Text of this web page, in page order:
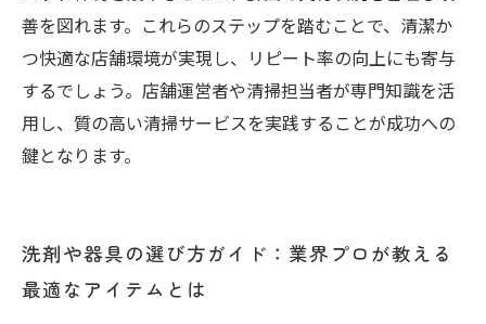
善を図れます。これらのステップを踏むことで、清潔か
つ快適な店舗環境が実現し、リピート率の向上にも寄与
するでしょう。店舗運営者や清掃担当者が専門知識を活
用し、質の高い清掃サービスを実践することが成功への
鍵となります。
洗剤や器具の選び方ガイド：業界プロが教える
最適なアイテムとは